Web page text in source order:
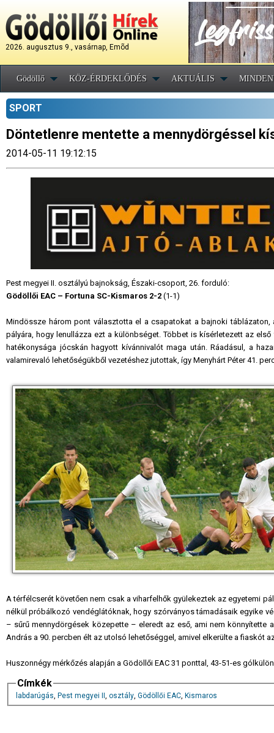
2026. augusztus 9., vasárnap, Emõd
Gödöllő KÖZ-ÉRDEKLŐDÉS AKTUÁLIS
SPORT
Döntetlenre mentette a mennydörgéssel
2014-05-11 19:12:15
Pest megyei II. osztályú bajnokság, Északi-csoport, 26. forduló:
Gödöllői EAC – Fortuna SC-Kismaros 2-2 (1-1)
Mindössze három pont választotta el a csapatokat a bajnoki táblázaton,
pályára, hogy lenullázza ezt a különbséget. Többet is kísérletezett az
hatékonysága jócskán hagyott kívánnivalót maga után. Ráadásul, a
valamirevaló lehetőségükből vezetéshez jutottak, így Menyhárt Péter 41.
A térfélcserét követően nem csak a viharfelhők gyülekeztek az egyetemi
nélkül próbálkozó vendéglátóknak, hogy szórványos támadásaik egyike
– sűrű mennydörgések közepette – eleredt az eső, ami nem könnyítette
András a 90. percben élt az utolsó lehetőséggel, amivel elkerülte a fiaskót
Huszonnégy mérkőzés alapján a Gödöllői EAC 31 ponttal, 43-51-es
Címkék
labdarúgás, Pest megyei II , osztály, Gödöllői EAC, Kismaros